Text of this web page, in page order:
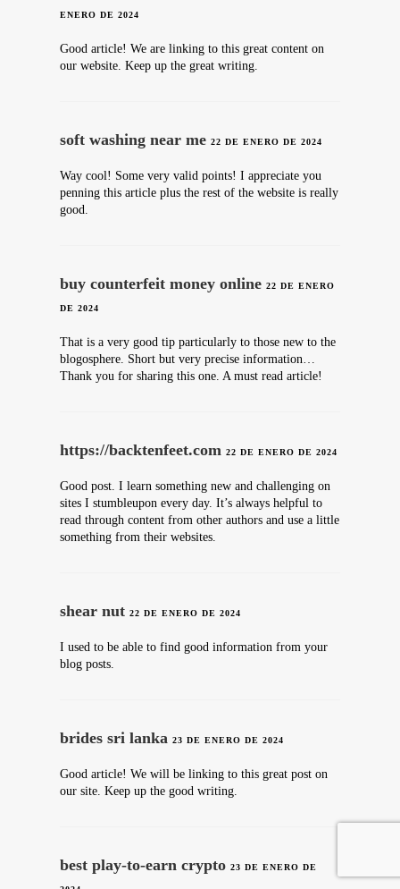
ENERO DE 2024
Good article! We are linking to this great content on
our website. Keep up the great writing.
soft washing near me 22 DE ENERO DE 2024
Way cool! Some very valid points! I appreciate you
penning this article plus the rest of the website is really
good.
buy counterfeit money online 22 DE ENERO
DE 2024
That is a very good tip particularly to those new to the
blogosphere. Short but very precise information…
Thank you for sharing this one. A must read article!
https://backtenfeet.com 22 DE ENERO DE 2024
Good post. I learn something new and challenging on
sites I stumbleupon every day. It’s always helpful to
read through content from other authors and use a little
something from their websites.
shear nut 22 DE ENERO DE 2024
I used to be able to find good information from your
blog posts.
brides sri lanka 23 DE ENERO DE 2024
Good article! We will be linking to this great post on
our site. Keep up the good writing.
best play-to-earn crypto 23 DE ENERO DE